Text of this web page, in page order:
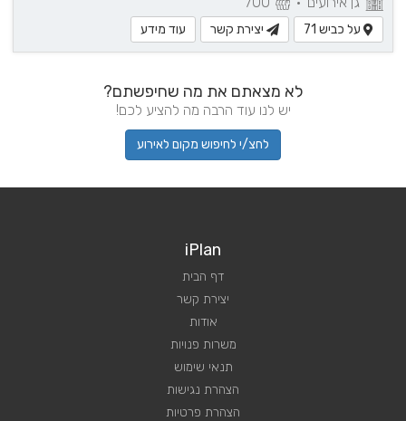
על כביש 71 יצירת קשר עוד מידע
לא מצאתם את מה שחיפשתם?
יש לנו עוד הרבה מה להציע לכם!
לחצ/י לחיפוש מקום לאירוע
iPlan
דף הבית
יצירת קשר
אודות
משרות פנויות
תנאי שימוש
הצהרת נגישות
הצהרת פרטיות